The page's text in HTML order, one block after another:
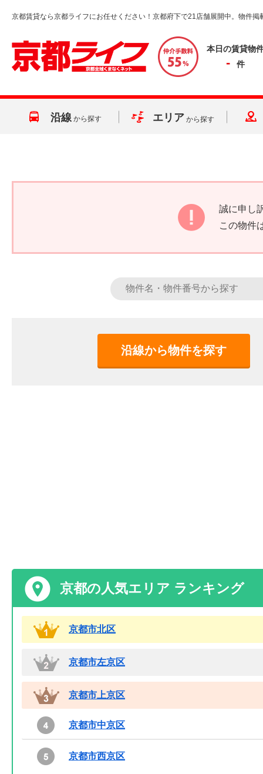
京都賃貸なら京都ライフにお任せください！京都府下で21店舗展開中。物件掲
本日の賃貸物
- 件
沿線 から探す エリア から探す
誠に申し
この物件
沿線から物件を探す
京都の人気エリア ランキング
京都市北区
京都市左京区
京都市上京区
京都市中京区
京都市西京区